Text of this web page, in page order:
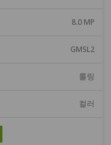
8.0 MP
GMSL2
롤링
컬러